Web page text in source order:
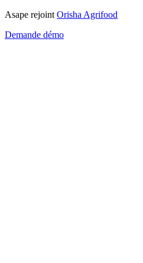
Asape rejoint Orisha Agrifood
Demande démo